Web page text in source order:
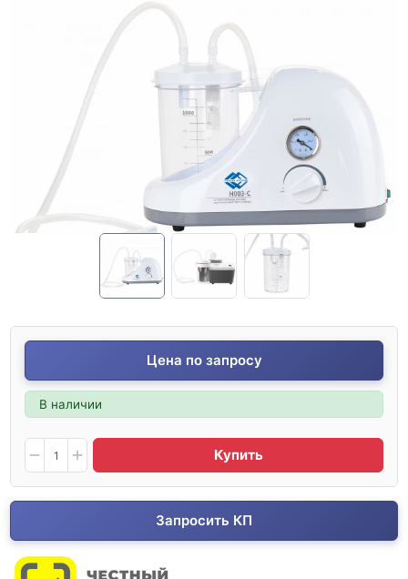
Цена по запросу
В наличии
Купить
Запросить КП